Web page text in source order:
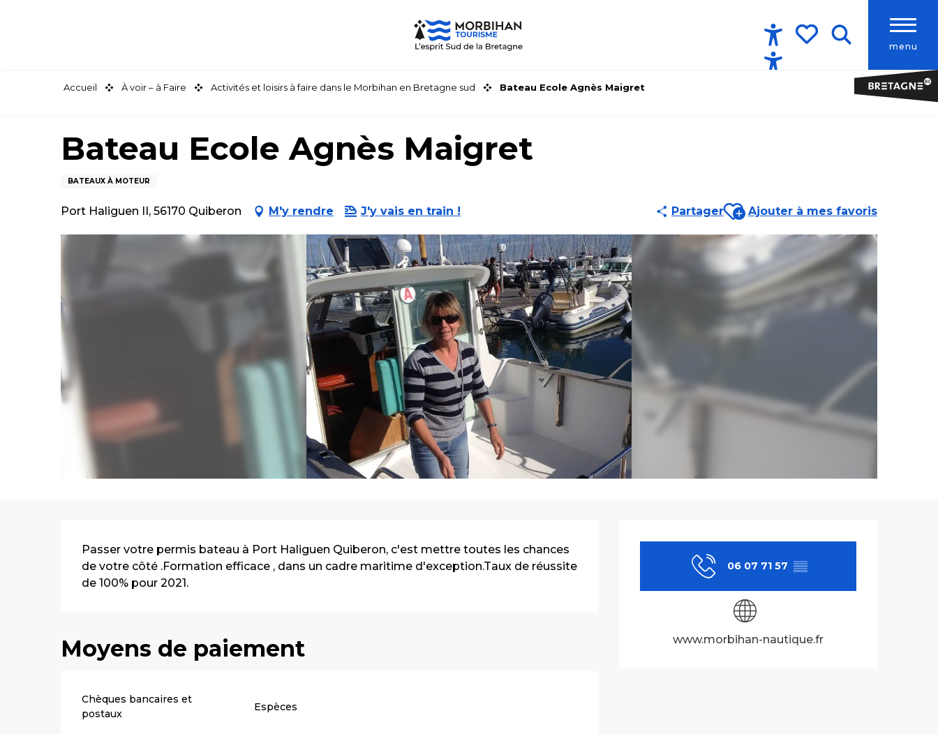
menu
Accessibilité
Accueil À voir – à Faire Activités et loisirs à faire dans le Morbihan en Bretagne sud Bateau Ecole Agnès Maigret
Bateau Ecole Agnès Maigret
BATEAUX À MOTEUR
Port Haliguen II, 56170 Quiberon M'y rendre J'y vais en train ! PartagerAjouter aux favoris
Ajouter à mes favoris
Ouverture et
06 07 71 57 ▒▒
www.morbihan-nautique.fr
Description
Passer votre permis bateau à Port Haliguen Quiberon, c'est mettre toutes les chances
de votre côté .Formation efficace , dans un cadre maritime d'exception.Taux de réussite
de 100% pour 2021.
Moyens de paiement
Chèques bancaires et
postaux
Espèces